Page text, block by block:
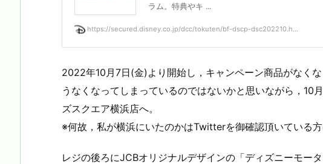
ラム。特典やキ ...
https://secured.disney.co.jp/dcc/tokuten/bf-dscp-dsc202210.h...
2022年10月7日(金)より開始し，キャンペーン商品がなく
うなくなってしまっているのではないかと思いながら，10
ズスクエア横浜店へ。
※何故，私が横浜にいたのかはTwitterを御確認頂いている方
レジの後ろにJCBオリジナルデザインの「ディズニーモー